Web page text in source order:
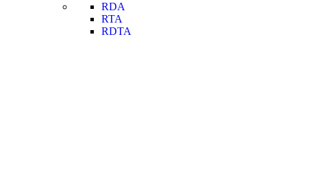
RDA
RTA
RDTA